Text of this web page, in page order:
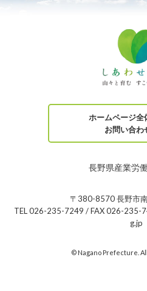
ホームページ全
お問い合わ
長野県産業労
〒380-8570 長野市
TEL 026-235-7249 / FAX 026-235-
g.jp
© Nagano Prefecture.